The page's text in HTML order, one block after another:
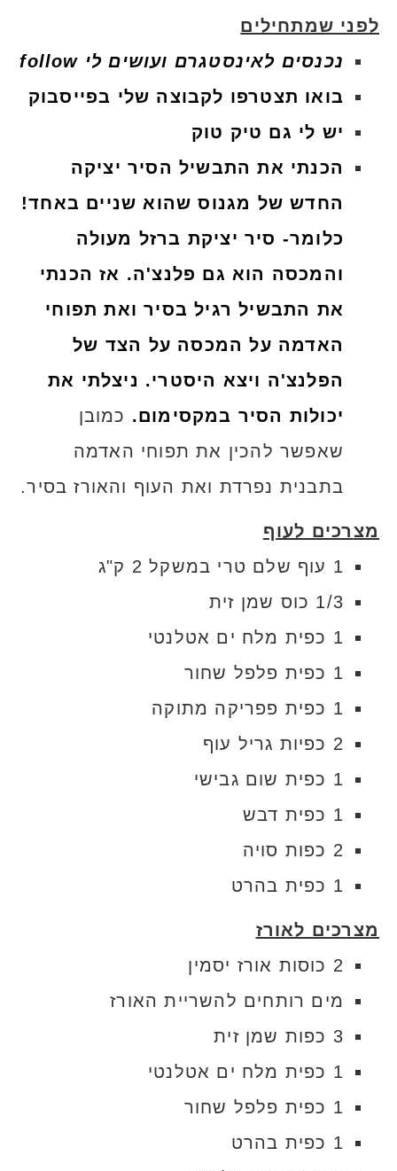
לפני שמתחילים
נכנסים לאינסטגרם ועושים לי follow
בואו תצטרפו לקבוצה שלי בפייסבוק
יש לי גם טיק טוק
הכנתי את התבשיל הסיר יציקה
החדש של מגנוס שהוא שניים באחד!
כלומר- סיר יציקת ברזל מעולה
והמכסה הוא גם פלנצ'ה. אז הכנתי
את התבשיל רגיל בסיר ואת תפוחי
האדמה על המכסה על הצד של
הפלנצ'ה ויצא היסטרי. ניצלתי את
יכולות הסיר במקסימום. כמובן
שאפשר להכין את תפוחי האדמה
בתבנית נפרדת ואת העוף והאורז בסיר.
מצרכים לעוף
1 עוף שלם טרי במשקל 2 ק"ג
1/3 כוס שמן זית
1 כפית מלח ים אטלנטי
1 כפית פלפל שחור
1 כפית פפריקה מתוקה
2 כפיות גריל עוף
1 כפית שום גבישי
1 כפית דבש
2 כפות סויה
1 כפית בהרט
מצרכים לאורז
2 כוסות אורז יסמין
מים רותחים להשריית האורז
3 כפות שמן זית
1 כפית מלח ים אטלנטי
1 כפית פלפל שחור
1 כפית בהרט